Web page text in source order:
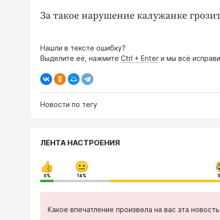
За такое нарушение калужанке
Нашли в тексте ошибку?
Выделите её, нажмите Ctrl + Enter и мы всё
Новости по тегу
ЛЕНТА НАСТРОЕНИЯ
0% 14%
Какое впечатление произвела на вас эта